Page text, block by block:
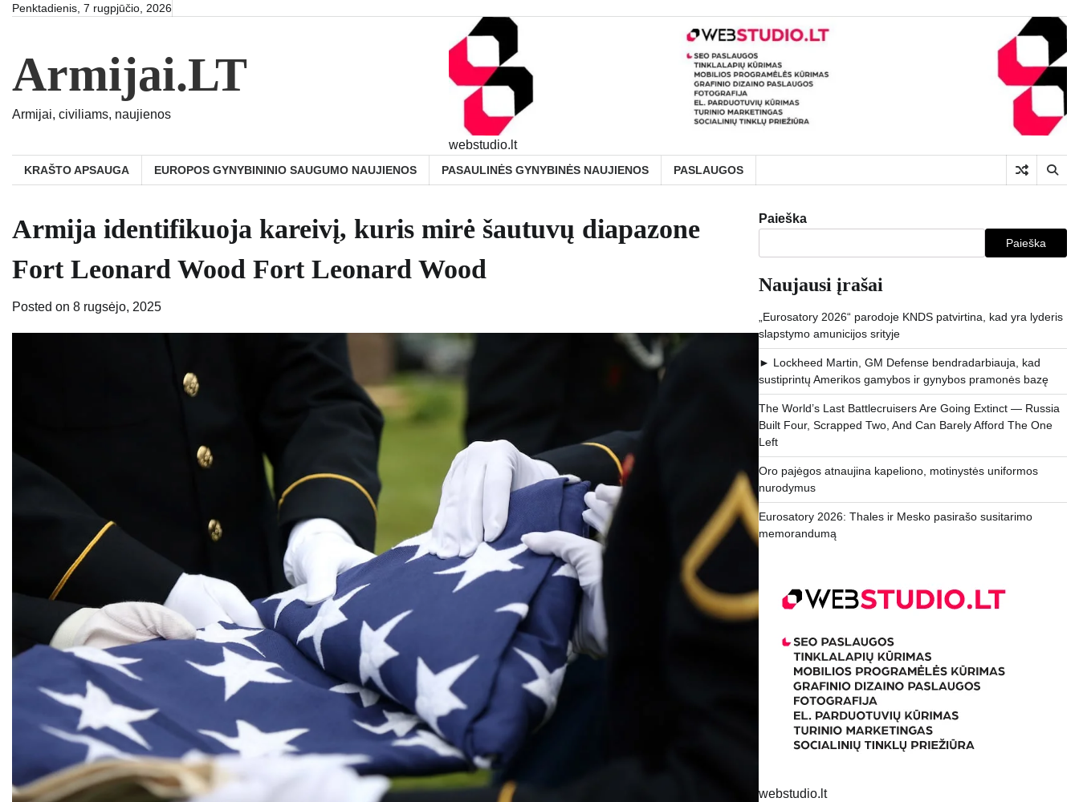
SkipPenktadienis, 7 rugpjūčio, 2026
Armijai.LT
Armijai, civiliams, naujienos
webstudio.lt
KRAŠTO APSAUGA EUROPOS GYNYBININIO SAUGUMO NAUJIENOS PASAULINĖS GYNYBINĖS NAUJIENOS PASLAUGOS
Armija identifikuoja kareivį, kuris mirė šautuvų diapazone
Fort Leonard Wood Fort Leonard Wood
Posted on 8 rugsėjo, 2025
Paieška
Paieška
Naujausi įrašai
„Eurosatory 2026“ parodoje KNDS patvirtina, kad yra lyderis
slapstymo amunicijos srityje
► Lockheed Martin, GM Defense bendradarbiauja, kad
sustiprintų Amerikos gamybos ir gynybos pramonės bazę
The World’s Last Battlecruisers Are Going Extinct — Russia
Built Four, Scrapped Two, And Can Barely Afford The One
Left
Oro pajėgos atnaujina kapeliono, motinystės uniformos
nurodymus
Eurosatory 2026: Thales ir Mesko pasirašo susitarimo
memorandumą
webstudio.lt